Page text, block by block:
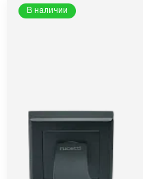
В наличии